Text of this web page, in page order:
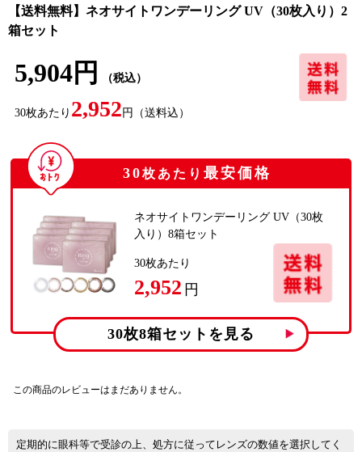
【送料無料】ネオサイトワンデーリング UV（30枚入り）2
箱セット
5,904円 （税込）
30枚あたり 2,952 円 （送料込）
30枚あたり 最安価格
ネオサイトワンデーリング UV（30枚
入り）8箱セット
30枚あたり
2,952 円
30枚8箱セットを見る
この商品のレビューはまだありません。
定期的に眼科等で受診の上、処方に従ってレンズの数値を選択してく